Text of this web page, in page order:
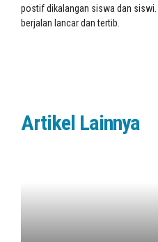
postif dikalangan siswa dan siswi.
berjalan lancar dan tertib.
Artikel Lainnya